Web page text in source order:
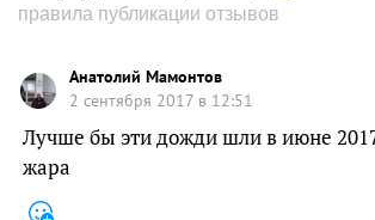
правила публикации отзывов
Aнатолий Мамонтов
2 сентября 2017 в 12:51
Лучше бы эти дожди шли в июне
жара